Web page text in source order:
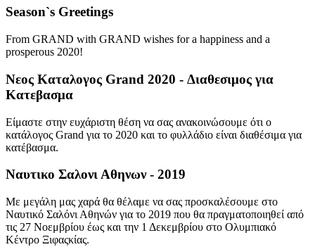
Season`s Greetings
From GRAND with GRAND wishes for a happiness and a
prosperous 2020!
Νεος Καταλογος Grand 2020 - Διαθεσιμος για
Κατεβασμα
Είμαστε στην ευχάριστη θέση να σας ανακοινώσουμε ότι ο
κατάλογος Grand για το 2020 και το φυλλάδιο είναι διαθέσιμα για
κατέβασμα.
Ναυτικο Σαλονι Αθηνων - 2019
Mε μεγάλη μας χαρά θα θέλαμε να σας προσκαλέσουμε στο
Ναυτικό Σαλόνι Αθηνών για το 2019 που θα πραγματοποιηθεί από
τις 27 Νοεμβρίου έως και την 1 Δεκεμβρίου στο Ολυμπιακό
Κέντρο Ξιφαςκίας.